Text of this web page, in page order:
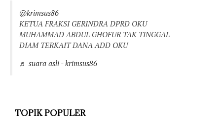
@krimsus86
KETUA FRAKSI GERINDRA DPRD OKU
MUHAMMAD ABDUL GHOFUR TAK TINGGAL
DIAM TERKAIT DANA ADD OKU
♬ suara asli - krimsus86
TOPIK POPULER